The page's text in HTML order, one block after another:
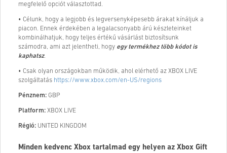
megfelelő opciót választottad.
• Célunk, hogy a legjobb és legversenyképesebb árakat kínáljuk a
piacon. Ennek érdekében a legalacsonyabb árú készleteinket
kombinálhatjuk, hogy teljes értékű vásárlást biztosítsunk
számodra, ami azt jelentheti, hogy egy termékhez több kódot is
kaphatsz.
• Csak olyan országokban működik, ahol elérhető az XBOX LIVE
szolgáltatás https://www.xbox.com/en-US/regions
Pénznem: GBP
Platform: XBOX LIVE
Régió: UNITED KINGDOM
Minden kedvenc Xbox tartalmad egy helyen az Xbox Gift